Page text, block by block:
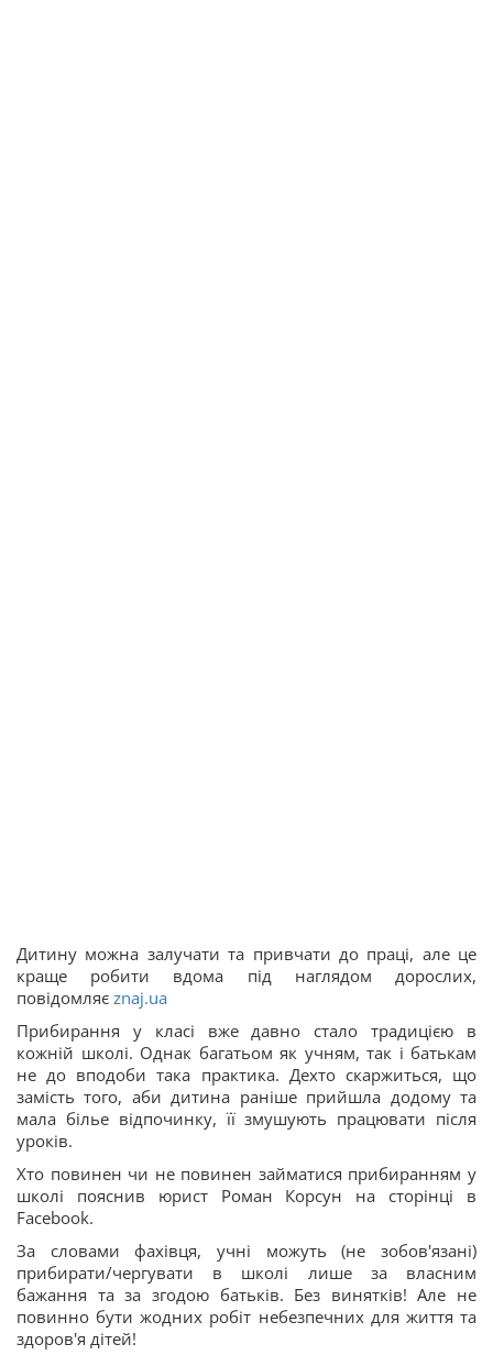
Дитину можна залучати та привчати до праці, але це
краще робити вдома під наглядом дорослих,
повідомляє znaj.ua
Прибирання у класі вже давно стало традицією в
кожній школі. Однак багатьом як учням, так і батькам
не до вподоби така практика. Дехто скаржиться, що
замість того, аби дитина раніше прийшла додому та
мала білье відпочинку, її змушують працювати після
уроків.
Хто повинен чи не повинен займатися прибиранням у
школі пояснив юрист Роман Корсун на сторінці в
Facebook.
За словами фахівця, учні можуть (не зобов'язані)
прибирати/чергувати в школі лише за власним
бажання та за згодою батьків. Без винятків! Але не
повинно бути жодних робіт небезпечних для життя та
здоров'я дітей!